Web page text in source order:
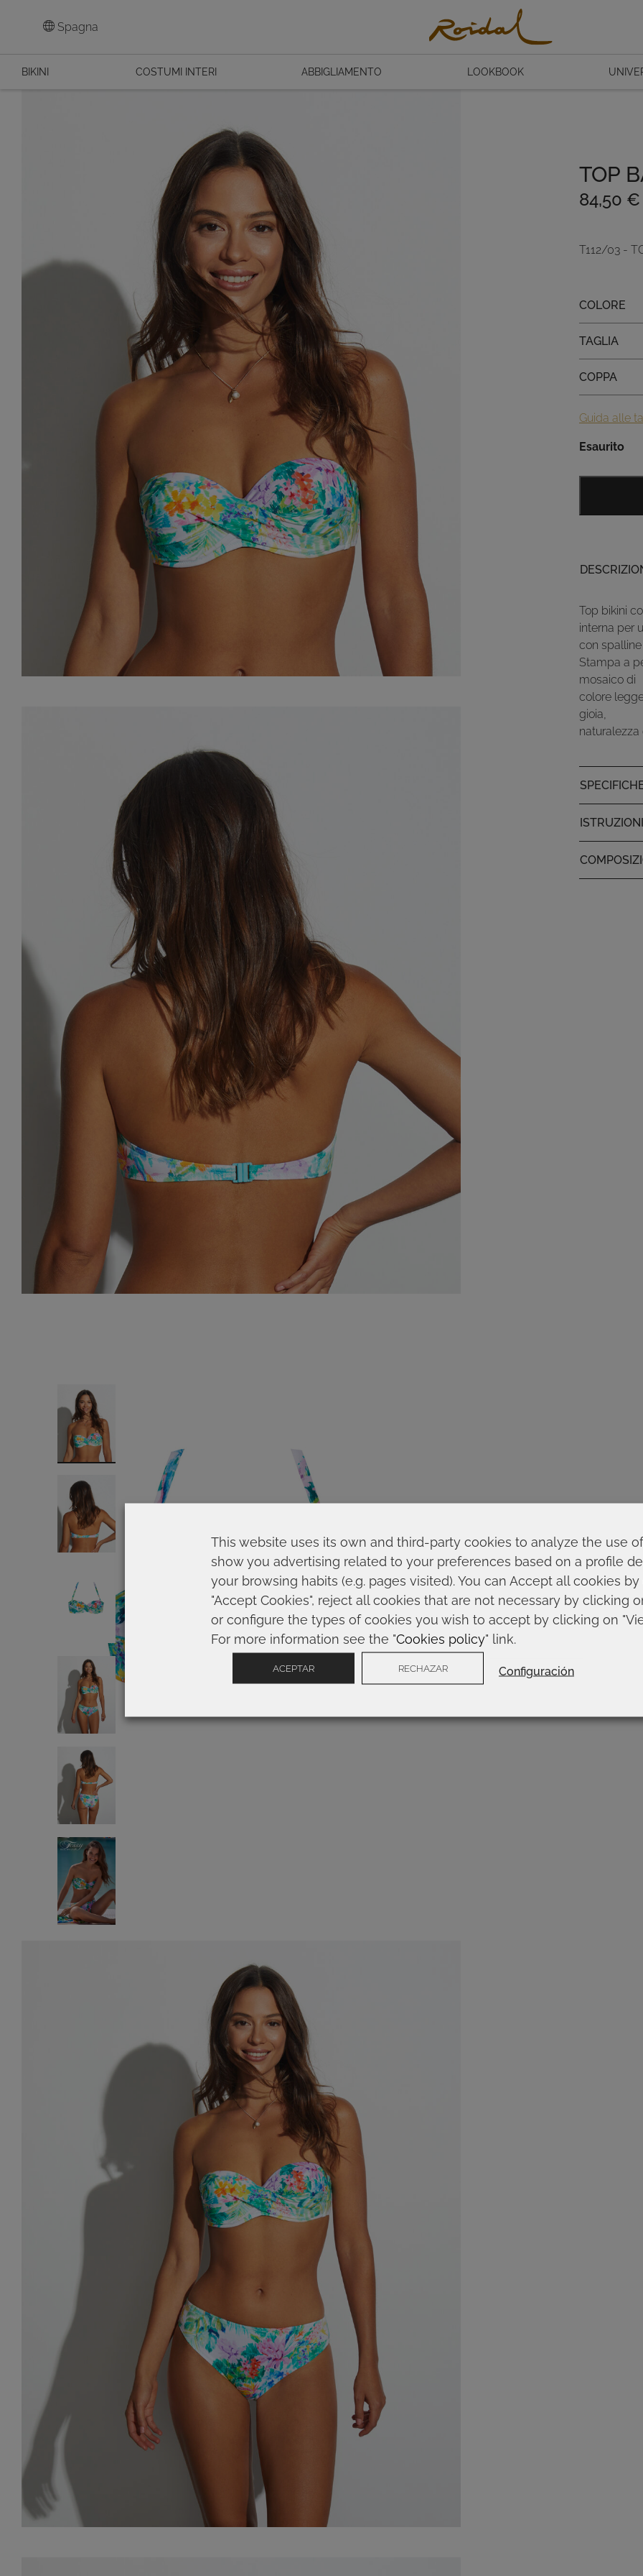
Spagna
BIKINI COSTUMI INTERI ABBIGLIAMENTO LOOKBOOK
TOP
84,50 €
T112/03 -
Colore
Taglia
Coppa
COLORE
TAGLIA
COPPA
Guida alle
Esaurito
Top bikini
interna per
con
Stampa a
mosaico di
colore
gioia,
naturalezza
This website uses its own and third-party cookies to analyze the use
show you advertising related to your preferences based on a profile
your browsing habits (e.g. pages visited). You can Accept all cookies
"Accept Cookies", reject all cookies that are not necessary by clicking
or configure the types of cookies you wish to accept by clicking on
For more information see the "Cookies policy" link.
ACEPTAR RECHAZAR Configuración